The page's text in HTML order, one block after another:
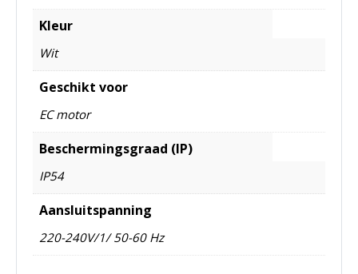
Kleur
Wit
Geschikt voor
EC motor
Beschermingsgraad (IP)
IP54
Aansluitspanning
220-240V/1/ 50-60 Hz